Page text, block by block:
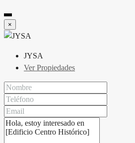
×
JYSA
Ver Propiedades